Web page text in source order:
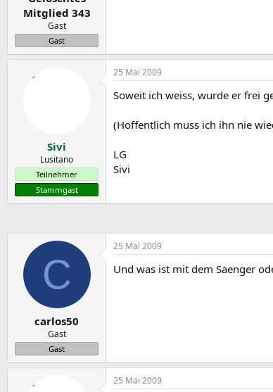
Mitglied 343
Gast
Gast
Sivi
Lusitano
Teilnehmer
Stammgast
25 Mai 2009
Soweit ich weiss, wurde er frei
(Hoffentlich muss ich ihn nie
LG
Sivi
C
carlos50
Gast
Gast
25 Mai 2009
Und was ist mit dem Saenger
25 Mai 2009